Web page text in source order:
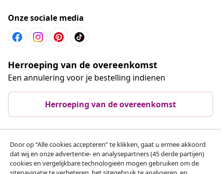
Onze sociale media
Herroeping van de overeenkomst
Een annulering voor je bestelling indienen
Herroeping van de overeenkomst
Klantenservice
Door op “Alle cookies accepteren” te klikken, gaat u ermee akkoord
dat wij en onze advertentie- en analysepartners (45 derde partijen)
cookies en vergelijkbare technologieën mogen gebruiken om de